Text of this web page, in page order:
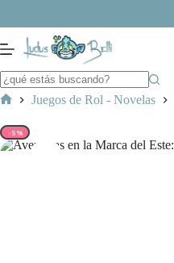
contenido
Juegos de Rol - Novelas
-5%